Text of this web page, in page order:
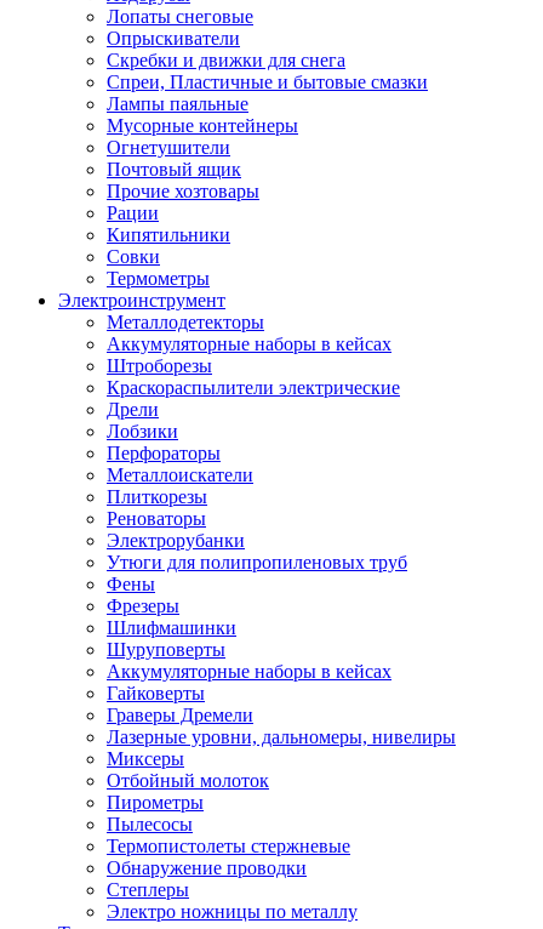
Лопаты снеговые
Опрыскиватели
Скребки и движки для снега
Спреи, Пластичные и бытовые смазки
Лампы паяльные
Мусорные контейнеры
Огнетушители
Почтовый ящик
Прочие хозтовары
Рации
Кипятильники
Совки
Термометры
Электроинструмент
Металлодетекторы
Аккумуляторные наборы в кейсах
Штроборезы
Краскораспылители электрические
Дрели
Лобзики
Перфораторы
Металлоискатели
Плиткорезы
Реноваторы
Электрорубанки
Утюги для полипропиленовых труб
Фены
Фрезеры
Шлифмашинки
Шуруповерты
Аккумуляторные наборы в кейсах
Гайковерты
Граверы Дремели
Лазерные уровни, дальномеры, нивелиры
Миксеры
Отбойный молоток
Пирометры
Пылесосы
Термопистолеты стержневые
Обнаружение проводки
Степлеры
Электро ножницы по металлу